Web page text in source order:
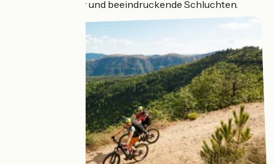
Hangdörfer und beeindruckende Schluchten.